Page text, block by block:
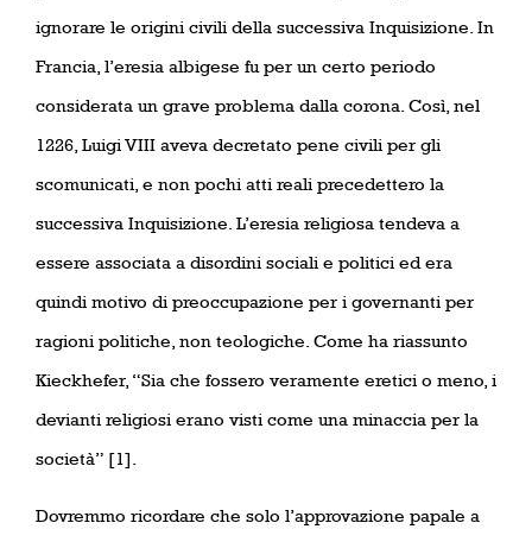
ignorare le origini civili della successiva Inquisizione. In
Francia, l’eresia albigese fu per un certo periodo
considerata un grave problema dalla corona. Così, nel
1226, Luigi VIII aveva decretato pene civili per gli
scomunicati, e non pochi atti reali precedettero la
successiva Inquisizione. L’eresia religiosa tendeva a
essere associata a disordini sociali e politici ed era
quindi motivo di preoccupazione per i governanti per
ragioni politiche, non teologiche. Come ha riassunto
Kieckhefer, “Sia che fossero veramente eretici o meno, i
devianti religiosi erano visti come una minaccia per la
società” [1].
Dovremmo ricordare che solo l’approvazione papale a